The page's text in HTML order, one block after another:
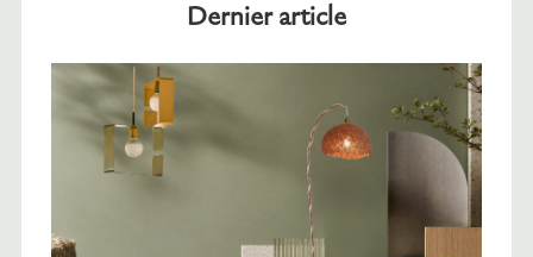
Dernier article